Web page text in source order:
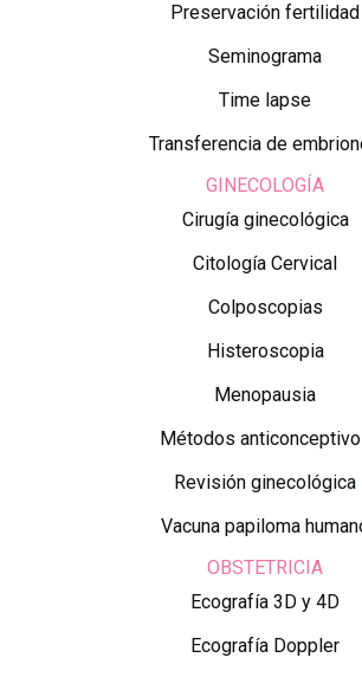
Preservación fertilidad
Seminograma
Time lapse
Transferencia de
GINECOLOGÍA
Cirugía ginecológica
Citología Cervical
Colposcopias
Histeroscopia
Menopausia
Métodos
Revisión ginecológica
Vacuna papiloma
OBSTETRICIA
Ecografía 3D y 4D
Ecografía Doppler